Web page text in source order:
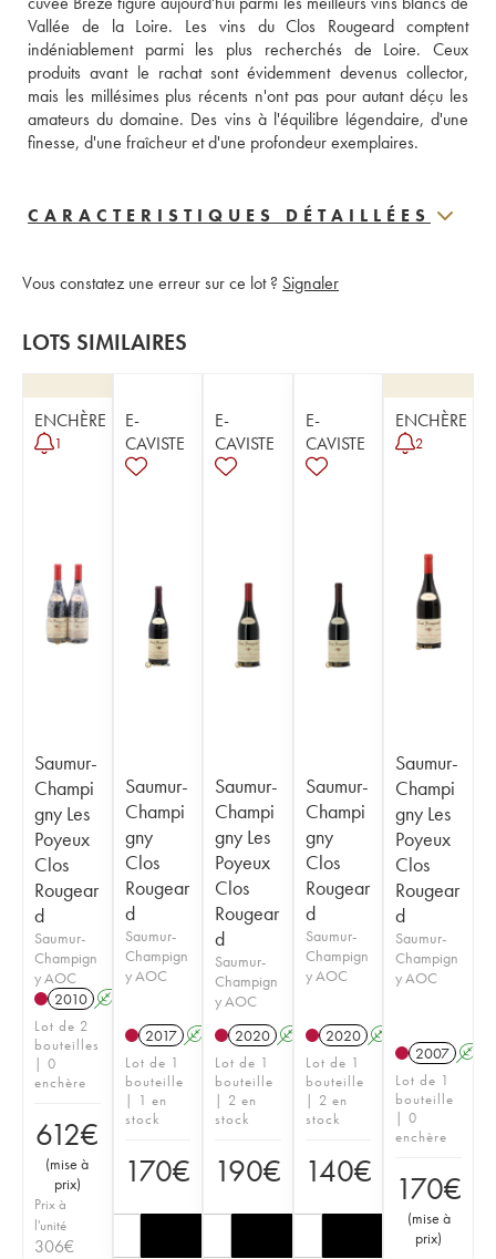
Vallée de la Loire. Les vins du Clos Rougeard comptent
indéniablement parmi les plus recherchés de Loire. Ceux
produits avant le rachat sont évidemment devenus collector,
mais les millésimes plus récents n'ont pas pour autant déçu les
amateurs du domaine. Des vins à l'équilibre légendaire, d'une
finesse, d'une fraîcheur et d'une profondeur exemplaires.
CARACTERISTIQUES DÉTAILLÉES
Vous constatez une erreur sur ce lot ? Signaler
LOTS SIMILAIRES
ENCHÈRE
1
Saumur-
Champi
gny Les
Poyeux
Clos
Rougear
d
Saumur-
Champign
y AOC
2010 A
Lot de 2
bouteilles
| 0
enchère
612€
(mise à
prix)
Prix à
l'unité
306€
E-
CAVISTE
Saumur-
Champi
gny
Clos
Rougear
d
Saumur-
Champign
y AOC
2017 A
Lot de 1
bouteille
| 1 en
stock
170€
E-
CAVISTE
Saumur-
Champi
gny Les
Poyeux
Clos
Rougear
d
Saumur-
Champign
y AOC
2020 A
Lot de 1
bouteille
| 2 en
stock
190€
E-
CAVISTE
Saumur-
Champi
gny
Clos
Rougear
d
Saumur-
Champign
y AOC
2020 A
Lot de 1
bouteille
| 2 en
stock
140€
ENCHÈRE
2
Saumur-
Champi
gny Les
Poyeux
Clos
Rougear
d
Saumur-
Champign
y AOC
2007 A
Lot de 1
bouteille
| 0
enchère
170€
(mise à
prix)